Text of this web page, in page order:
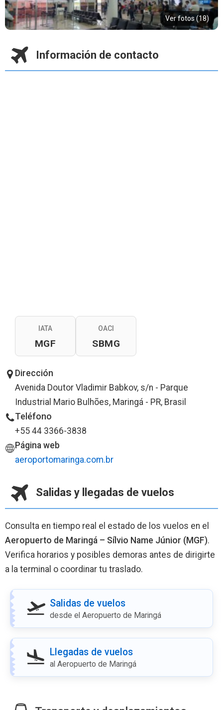
Ver fotos (18)
Información de contacto
IATA
MGF
OACI
SBMG
Dirección
Avenida Doutor Vladimir Babkov, s/n - Parque
Industrial Mario Bulhões, Maringá - PR, Brasil
Teléfono
+55 44 3366-3838
Página web
aeroportomaringa.com.br
Salidas y llegadas de vuelos
Consulta en tiempo real el estado de los vuelos en el
Aeropuerto de Maringá – Sílvio Name Júnior (MGF).
Verifica horarios y posibles demoras antes de dirigirte
a la terminal o coordinar tu traslado.
Salidas de vuelos
desde el Aeropuerto de Maringá
Llegadas de vuelos
al Aeropuerto de Maringá